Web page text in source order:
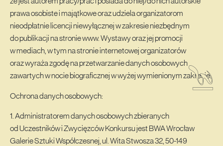
prawa osobiste i majątkowe oraz udziela organizatorom
nieodpłatnie licencji niewyłącznej w zakresie niezbędnym
do publikacji na stronie www. Wystawy oraz jej promocji
w mediach, w tym na stronie internetowej organizatorów
oraz wyraża zgodę na przetwarzanie danych osobowych
zawartych w nocie biograficznej w wyżej wymienionym zakresie.
Ochrona danych osobowych:
1. Administratorem danych osobowych zbieranych
od Uczestników i Zwycięzców Konkursu jest BWA Wrocław
Galerie Sztuki Współczesnej, ul. Wita Stwosza 32, 50-149